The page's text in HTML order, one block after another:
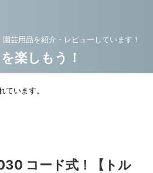
芸用品を紹介・レビューしています！
楽しもう！
ています。
コード式！【トル